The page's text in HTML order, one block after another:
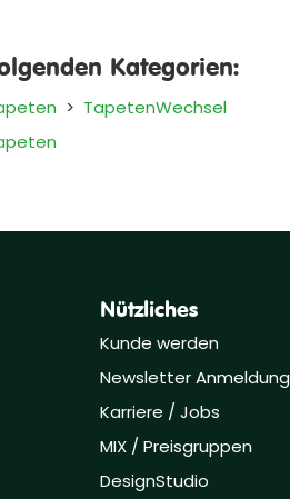
Kategorien:
> TapetenWechsel
Nützliches
Kunde werden
Newsletter Anmeldung
Karriere / Jobs
MIX / Preisgruppen
DesignStudio